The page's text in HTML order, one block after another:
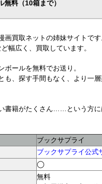
無料（10箱まで）
画買取ネットの姉妹サイトです
幅広く、買取しています。
ボールを無料でお送り。
も、探す手間もなく、より一
書籍がたくさん……という方に
ブックサプライ
ブックサプライ公式
◯
無料